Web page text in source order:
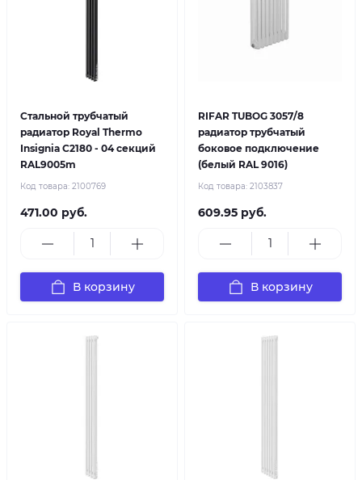
Стальной трубчатый
радиатор Royal Thermo
Insignia C2180 - 04 секций
RAL9005m
Код товара: 2100769
471.00 руб.
В корзину
RIFAR TUBOG 3057/8
радиатор трубчатый
боковое подключение
(белый RAL 9016)
Код товара: 2103837
609.95 руб.
В корзину